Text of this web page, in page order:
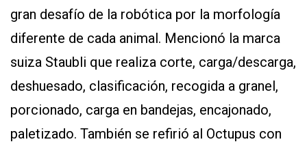
gran desafío de la robótica por la morfología
diferente de cada animal. Mencionó la marca
suiza Staubli que realiza corte, carga/descarga,
deshuesado, clasificación, recogida a granel,
porcionado, carga en bandejas, encajonado,
paletizado. También se refirió al Octupus con